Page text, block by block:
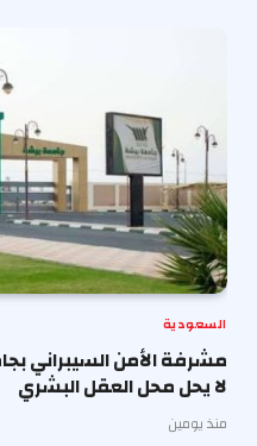
السعودية
مشرفة الأمن السيبراني
لا يحل محل العقل البشري
منذ يومين